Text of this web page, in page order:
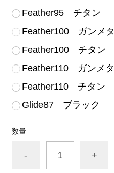
Feather95 チタン
Feather100 ガンメタ
Feather100 チタン
Feather110 ガンメタ
Feather110 チタン
Glide87 ブラック
数量
- +